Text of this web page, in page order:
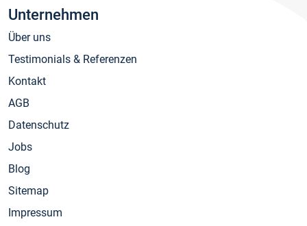
Unternehmen
Über uns
Testimonials & Referenzen
Kontakt
AGB
Datenschutz
Jobs
Blog
Sitemap
Impressum